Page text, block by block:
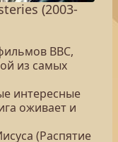
(2003-
BBC,
из самых
интересные
оживает и
(Распятие